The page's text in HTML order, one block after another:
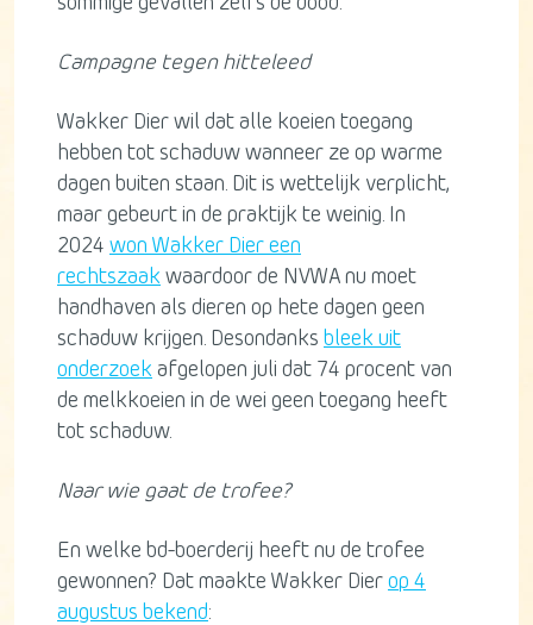
Campagne tegen hitteleed
Wakker Dier wil dat alle koeien toegang
hebben tot schaduw wanneer ze op warme
dagen buiten staan. Dit is wettelijk verplicht,
maar gebeurt in de praktijk te weinig. In
2024 won Wakker Dier een
rechtszaak waardoor de NVWA nu moet
handhaven als dieren op hete dagen geen
schaduw krijgen. Desondanks bleek uit
onderzoek afgelopen juli dat 74 procent van
de melkkoeien in de wei geen toegang heeft
tot schaduw.
Naar wie gaat de trofee?
En welke bd-boerderij heeft nu de trofee
gewonnen? Dat maakte Wakker Dier op 4
augustus bekend: